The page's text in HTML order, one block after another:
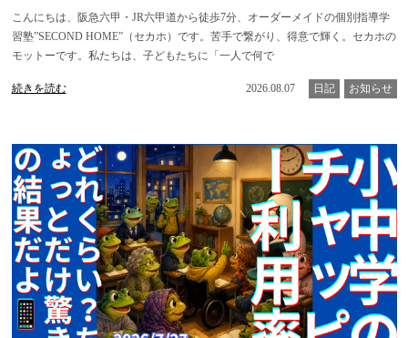
こんにちは、阪急六甲・JR六甲道から徒歩7分、オーダーメイドの個別指導学
習塾”SECOND HOME”（セカホ）です。苦手で繋がり、得意で輝く。セカホの
モットーです。私たちは、子どもたちに「一人で何で
続きを読む 2026.08.07 日記 お知らせ